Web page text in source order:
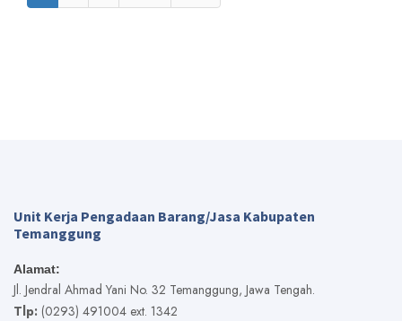
Unit Kerja Pengadaan Barang/Jasa Kabupaten
Temanggung
Alamat:
Jl. Jendral Ahmad Yani No. 32 Temanggung, Jawa Tengah.
Tlp: (0293) 491004 ext. 1342